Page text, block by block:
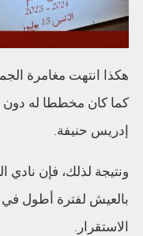
هكذا انتهت مغامرة
كما كان مخططا له دون
إدريس حنيفة.
ونتيجة لذلك، فإن
بالعيش لفترة أطول في
الاستقرار.